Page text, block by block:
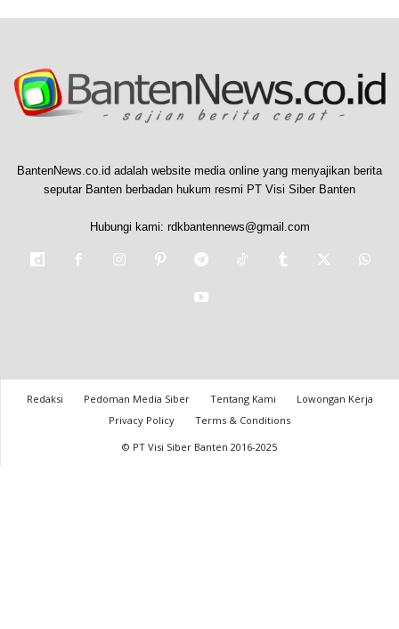
BantenNews.co.id adalah website media online yang menyajikan berita
seputar Banten berbadan hukum resmi PT Visi Siber Banten
Hubungi kami: rdkbantennews@gmail.com
Redaksi Pedoman Media Siber Tentang Kami
Lowongan Kerja
Privacy Policy
Terms & Conditions
© PT Visi Siber Banten 2016-2025